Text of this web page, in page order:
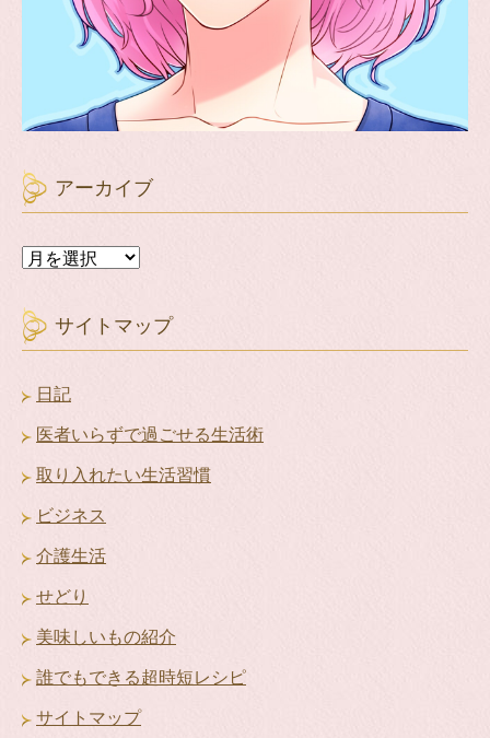
アーカイブ
ア
イ
ブ
サイトマップ
日記
医者いらずで過ごせる生活術
取り入れたい生活習慣
ビジネス
介護生活
せどり
美味しいもの紹介
誰でもできる超時短レシピ
サイトマップ